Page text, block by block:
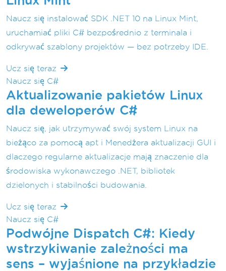
Naucz się instalować SDK .NET 10 na Linux Mint,
uruchamiać pliki C# bezpośrednio z terminala i
odkrywać szablony projektów — bez potrzeby IDE.
Ucz się teraz
Naucz się C#
Aktualizowanie pakietów Linux
dla deweloperów C#
Naucz się, jak utrzymywać swój system Linux na
bieżąco za pomocą apt i Menedżera aktualizacji GUI i
dlaczego regularne aktualizacje mają znaczenie dla
środowiska wykonawczego .NET, bibliotek
dzielonych i stabilności budowania.
Ucz się teraz
Naucz się C#
Podwójne Dispatch C#: Kiedy
wstrzykiwanie zależności ma
sens – wyjaśnione na przykładzie